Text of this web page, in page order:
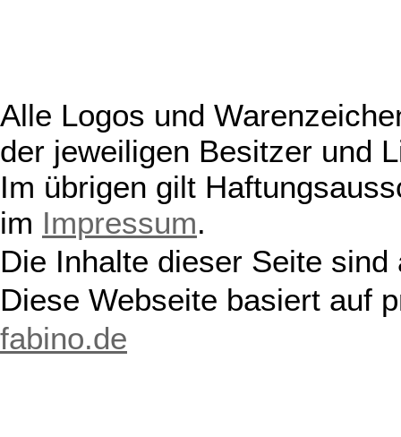
Alle Logos und
der jeweiligen Besitzer und
Im übrigen gilt
im Impressum.
Die Inhalte dieser Seite
Diese Webseite basiert auf
fabino.de